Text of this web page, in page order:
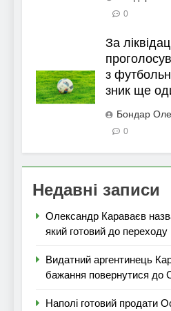
0
За
з
зник ще
Бондар
0
Недавні записи
Олександр Караваєв
який готовий до
Видатний аргентинець
бажання повернутися до
Наполі готовий продати